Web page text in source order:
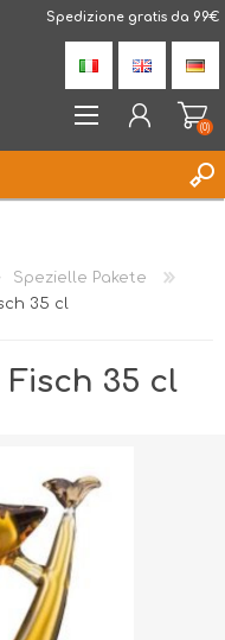
Spedizione gratis da 99€
(0)
Spezielle Pakete
35 cl
35 cl